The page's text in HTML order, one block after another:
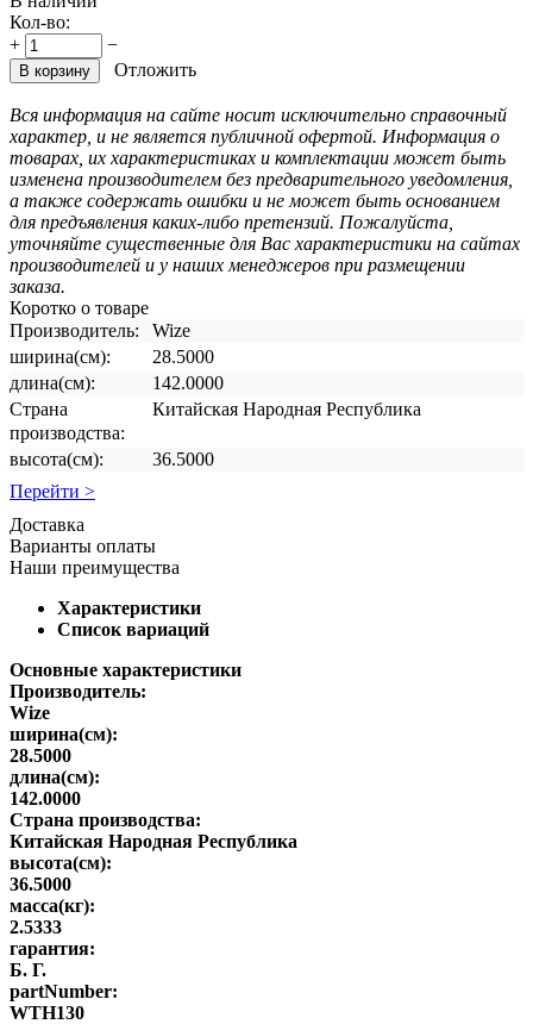
Кол-во:
+
−
В корзину Отложить
Вся информация на сайте носит исключительно справочный
характер, и не является публичной офертой. Информация о
товарах, их характеристиках и комплектации может быть
изменена производителем без предварительного уведомления,
а также содержать ошибки и не может быть основанием
для предъявления каких-либо претензий. Пожалуйста,
уточняйте существенные для Вас характеристики на сайтах
производителей и у наших менеджеров при размещении
заказа.
Коротко о товаре
Производитель:
Wize
ширина(см):
28.5000
длина(см):
142.0000
Страна
производства:
Китайская Народная Республика
высота(см):
36.5000
Перейти >
Доставка
Варианты оплаты
Наши преимущества
Характеристики
Список вариаций
Основные характеристики
Производитель:
Wize
ширина(см):
28.5000
длина(см):
142.0000
Страна производства:
Китайская Народная Республика
высота(см):
36.5000
масса(кг):
2.5333
гарантия:
Б. Г.
partNumber:
WTH130